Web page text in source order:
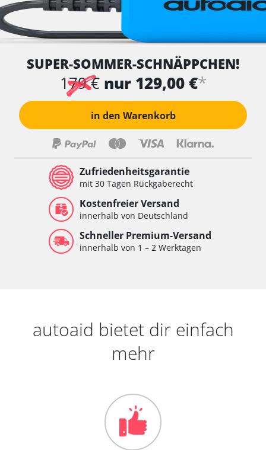
SUPER-SOMMER-SCHNÄPPCHEN!
179 € nur 129,00 €*
in den Warenkorb
Zufriedenheitsgarantie
mit 30 Tagen Rückgaberecht
Kostenfreier Versand
innerhalb von Deutschland
Schneller Premium-Versand
innerhalb von 1 – 2 Werktagen
autoaid bietet dir einfach
mehr